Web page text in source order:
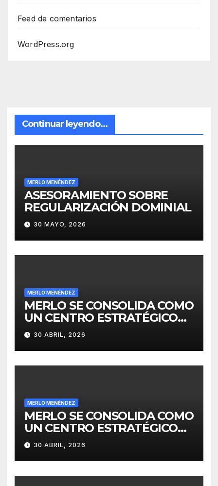
Feed de comentarios
WordPress.org
Continuar leyendo...
MERLO MENÉNDEZ
ASESORAMIENTO SOBRE
REGULARIZACIÓN DOMINIAL
30 MAYO, 2026
MERLO MENÉNDEZ
MERLO SE CONSOLIDA COMO
UN CENTRO ESTRATÉGICO
PARA EL DESARROLLO DE
INVERSIONES
30 ABRIL, 2026
MERLO MENÉNDEZ
MERLO SE CONSOLIDA COMO
UN CENTRO ESTRATÉGICO
PARA EL DESARROLLO DE
INVERSIONES
30 ABRIL, 2026